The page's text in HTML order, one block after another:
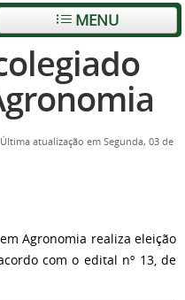
MENU
Última atualização em Segunda, 03 de
Agronomia realiza eleição
com o edital nº 13, de